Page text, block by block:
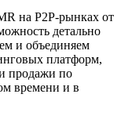
на P2P-рынках от
детально
и объединяем
платформ,
продажи по
времени и в